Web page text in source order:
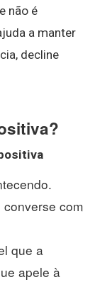
não é
a manter
decline
com
que a
apele à